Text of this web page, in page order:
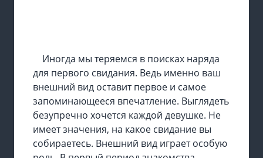
Иногда мы теряемся в поисках наряда
для первого свидания. Ведь именно ваш
внешний вид оставит первое и самое
запоминающееся впечатление. Выглядеть
безупречно хочется каждой девушке. Не
имеет значения, на какое свидание вы
собираетесь. Внешний вид играет особую